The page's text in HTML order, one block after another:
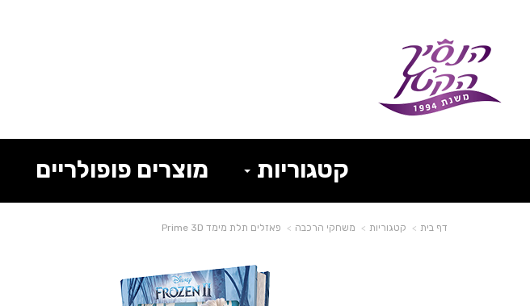
קטגוריות מוצרים פופולריים
דף בית קטגוריות משחקי הרכבה פאזלים תלת מימד Prime 3D